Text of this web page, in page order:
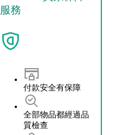
服務
付款安全有保障
全部物品都經過品
質檢查